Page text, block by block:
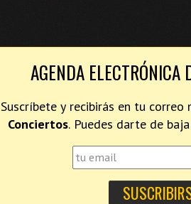
AGENDA ELECTRÓNICA
Suscríbete y recibirás en tu correo
Conciertos. Puedes darte de